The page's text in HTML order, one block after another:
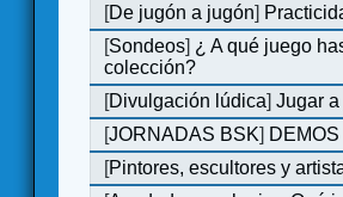
[De jugón a jugón]
[Sondeos] ¿ A qué juego
colección?
[Divulgación lúdica]Jugar
[JORNADAS BSK]
[Pintores, escultores y